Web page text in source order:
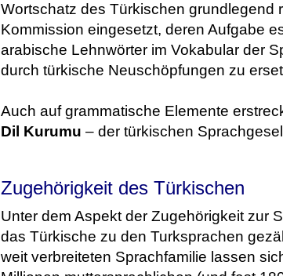
Wortschatz des Türkischen grundlegend
Kommission eingesetzt, deren Aufgabe
arabische Lehnwörter im Vokabular der
durch türkische Neuschöpfungen zu
Auch auf grammatische Elemente
Dil Kurumu – der türkischen
Zugehörigkeit des Türkischen
Unter dem Aspekt der Zugehörigkeit zur
das Türkische zu den Turksprachen
weit verbreiteten Sprachfamilie lassen